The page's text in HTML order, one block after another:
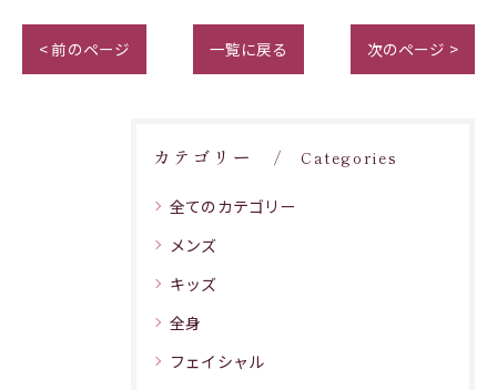
< 前のページ 一覧に戻る 次のページ >
カテゴリー Categories
全てのカテゴリー
メンズ
キッズ
全身
フェイシャル